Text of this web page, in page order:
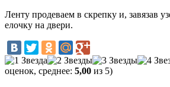
Ленту продеваем в скрепку и, завязав
елочку на двери.
оценок, среднее: 5,00 из 5)